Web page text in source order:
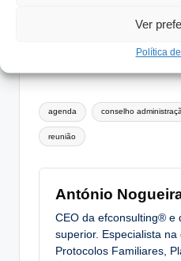
Ver
Política
alvo de
Tags:
agenda conselho
reunião
António
CEO da efconsulting® e
superior. Especialista
Protocolos Familiares,